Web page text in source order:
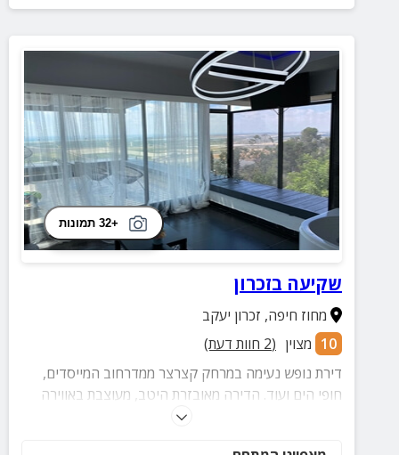
+32 תמונות
שקיעה בזכרון
מחוז חיפה, זכרון יעקב
10 מצוין (
2 חוות דעת)
דירת נופש נעימה במרחק קצרצר ממדרחוב המייסדים,
חופי הים ועוד. הדירה מאובזרת היטב, מעוצבת באווירה
ביתית ניעמה וכוללת מרפסת המשקיפה לים. מתאימה